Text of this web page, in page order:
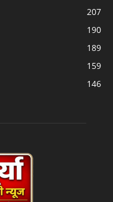
207
190
189
159
146